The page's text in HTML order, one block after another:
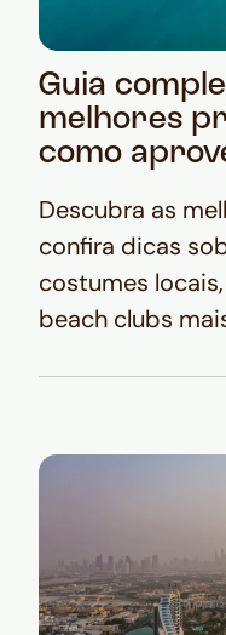
Guia
melhores
como
Descubra as
confira dicas
costumes
beach clubs